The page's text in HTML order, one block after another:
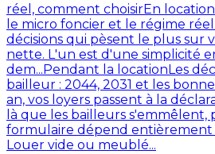
réel, comment choisirEn
le micro foncier et le régime
décisions qui pèsent le plus sur
nette. L'un est d'une simplicité
dem... Pendant la location Les
bailleur : 2044, 2031 et les
an, vos loyers passent à la
là que les bailleurs s'emmêlent,
formulaire dépend entièrement
Louer vide ou meublé...